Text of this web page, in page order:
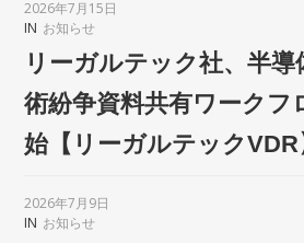
2026年7月15日
IN お知らせ
リーガルテック社、半
術紛争資料共有ワークフ
始【リーガルテックVDR
2026年7月9日
IN お知らせ